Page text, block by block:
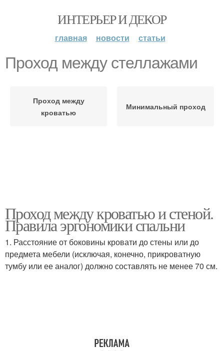
ИНТЕРЬЕР И ДЕКОР
главная новости статьи
Проход между стеллажами
Проход между
кроватью
Минимальный проход
Проход между кроватью и стеной.
Правила эргономики спальни
1. Расстояние от боковины кровати до стены или до
предмета мебели (исключая, конечно, прикроватную
тумбу или ее аналог) должно составлять не менее 70 см.